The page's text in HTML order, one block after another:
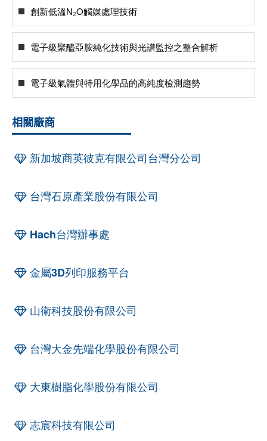
創新低溫N₂O觸媒處理技術
電子級聚醯亞胺純化技術與光譜監控之整合解析
電子級氣體與特用化學品的高純度檢測趨勢
相關廠商
新加坡商英彼克有限公司台灣分公司
台灣石原產業股份有限公司
Hach台灣辦事處
金屬3D列印服務平台
山衛科技股份有限公司
台灣大金先端化學股份有限公司
大東樹脂化學股份有限公司
志宸科技有限公司